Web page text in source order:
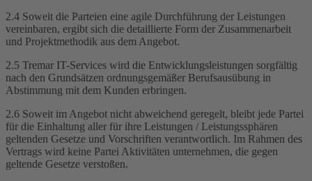
2.4 Soweit die Parteien eine agile Durchführung der Leistungen
vereinbaren, ergibt sich die detaillierte Form der Zusammenarbeit
und Projektmethodik aus dem Angebot.
2.5 Tremar IT-Services wird die Entwicklungsleistungen sorgfältig
nach den Grundsätzen ordnungsgemäßer Berufsausübung in
Abstimmung mit dem Kunden erbringen.
2.6 Soweit im Angebot nicht abweichend geregelt, bleibt jede Partei
für die Einhaltung aller für ihre Leistungen / Leistungssphären
geltenden Gesetze und Vorschriften verantwortlich. Im Rahmen des
Vertrags wird keine Partei Aktivitäten unternehmen, die gegen
geltende Gesetze verstoßen.